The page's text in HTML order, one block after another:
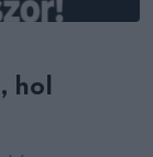
hol